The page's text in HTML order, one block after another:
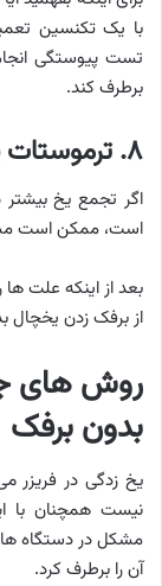
با یک تکنسین
تست پیوستگی
برطرف کند.
۸. ترموستات یخ زدایی خراب
اگر تجمع یخ
است، ممکن است
بعد از اینکه علت
از برفک زدن
روش های
بدون برفک
یخ زدگی در فریزر
نیست همچنان با
مشکل در دستگاه
آن را برطرف کرد.